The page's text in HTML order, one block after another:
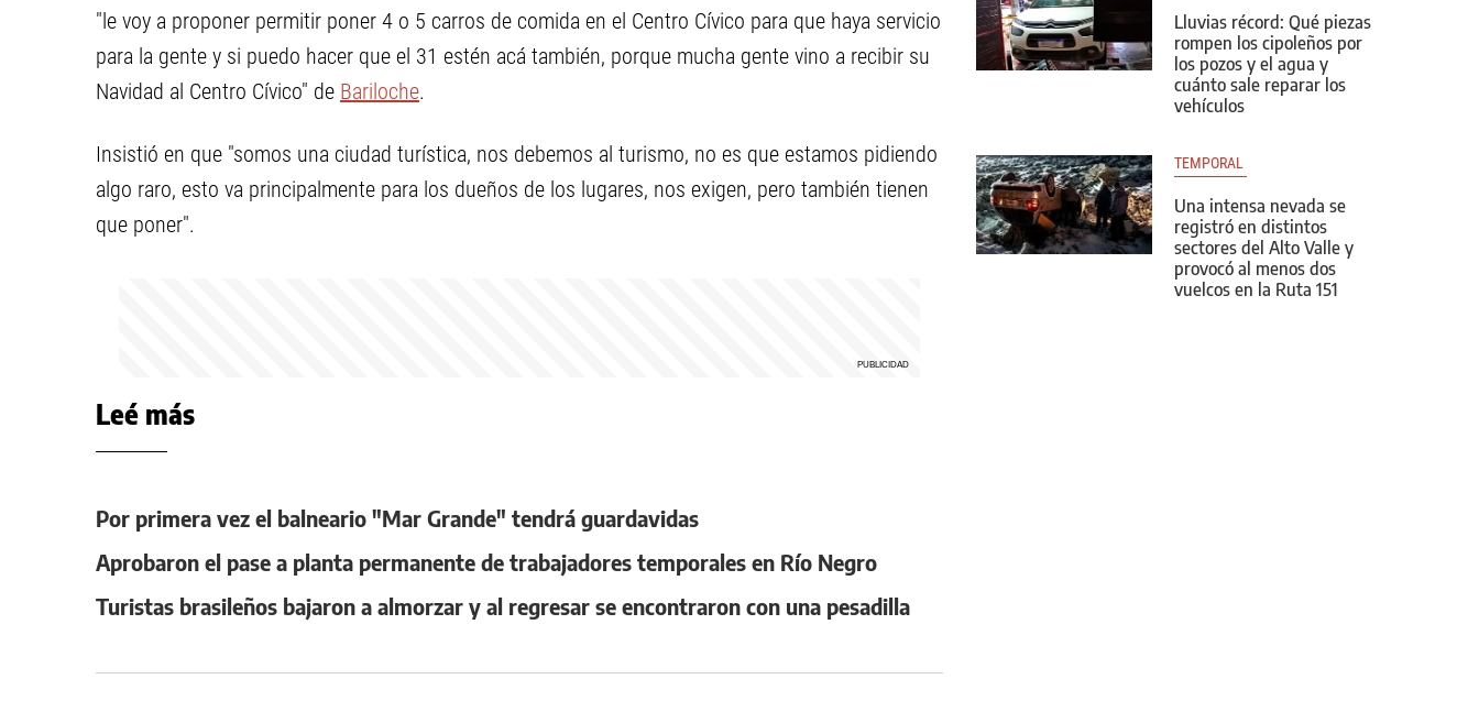
"le voy a proponer permitir poner 4 o 5 carros de comida en el Centro Cívico para que haya servicio
para la gente y si puedo hacer que el 31 estén acá también, porque mucha gente vino a recibir su
Navidad al Centro Cívico" de Bariloche.
Insistió en que "somos una ciudad turística, nos debemos al turismo, no es que estamos pidiendo
algo raro, esto va principalmente para los dueños de los lugares, nos exigen, pero también tienen
que poner".
Leé más
Por primera vez el balneario "Mar Grande" tendrá guardavidas
Aprobaron el pase a planta permanente de trabajadores temporales en Río Negro
Turistas brasileños bajaron a almorzar y al regresar se encontraron con una pesadilla
Lluvias récord: Qué piezas
rompen los cipoleños por
los pozos y el agua y
cuánto sale reparar los
vehículos
TEMPORAL
Una intensa nevada se
registró en distintos
sectores del Alto Valle y
provocó al menos dos
vuelcos en la Ruta 151